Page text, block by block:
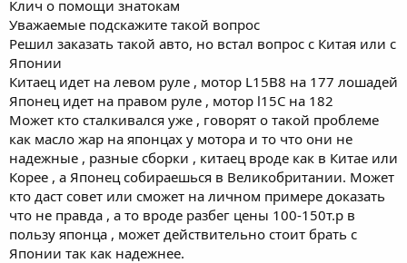
Клич о помощи знатокам
Уважаемые подскажите такой вопрос
Решил заказать такой авто, но встал вопрос с Китая или с
Японии
Китаец идет на левом руле , мотор L15B8 на 177 лошадей
Японец идет на правом руле , мотор l15C на 182
Может кто сталкивался уже , говорят о такой проблеме
как масло жар на японцах у мотора и то что они не
надежные , разные сборки , китаец вроде как в Китае или
Корее , а Японец собираешься в Великобритании. Может
кто даст совет или сможет на личном примере доказать
что не правда , а то вроде разбег цены 100-150т.р в
пользу японца , может действительно стоит брать с
Японии так как надежнее.